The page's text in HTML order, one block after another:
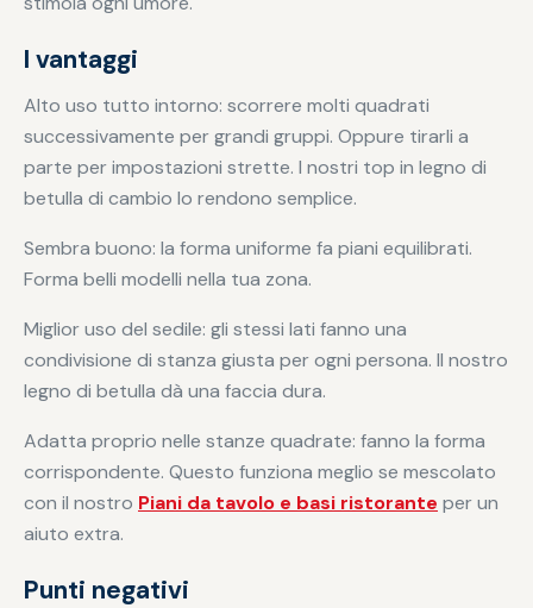
I vantaggi
Alto uso tutto intorno: scorrere molti quadrati
successivamente per grandi gruppi. Oppure tirarli a
parte per impostazioni strette. I nostri top in legno di
betulla di cambio lo rendono semplice.
Sembra buono: la forma uniforme fa piani equilibrati.
Forma belli modelli nella tua zona.
Miglior uso del sedile: gli stessi lati fanno una
condivisione di stanza giusta per ogni persona. Il nostro
legno di betulla dà una faccia dura.
Adatta proprio nelle stanze quadrate: fanno la forma
corrispondente. Questo funziona meglio se mescolato
con il nostro Piani da tavolo e basi ristorante per un
aiuto extra.
Punti negativi